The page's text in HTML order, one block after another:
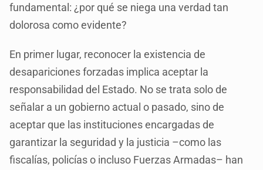
fundamental: ¿por qué se niega una verdad tan
dolorosa como evidente?
En primer lugar, reconocer la existencia de
desapariciones forzadas implica aceptar la
responsabilidad del Estado. No se trata solo de
señalar a un gobierno actual o pasado, sino de
aceptar que las instituciones encargadas de
garantizar la seguridad y la justicia –como las
fiscalías, policías o incluso Fuerzas Armadas– han